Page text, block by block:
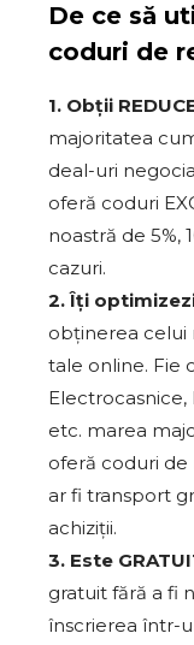
De ce să
coduri de
1. Obții
majoritatea
deal-uri
oferă coduri
noastră de 5%,
cazuri.
2. Îți
obținerea celui
tale online. Fie
Electrocasnice,
etc. marea
oferă coduri de
ar fi transport
achiziții.
3. Este
gratuit fără a fi
înscrierea într-